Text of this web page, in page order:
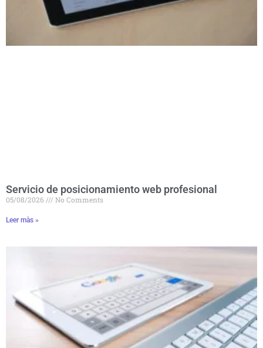
Servicio de posicionamiento web profesional
05/08/2026 No Comments
Leer màs »